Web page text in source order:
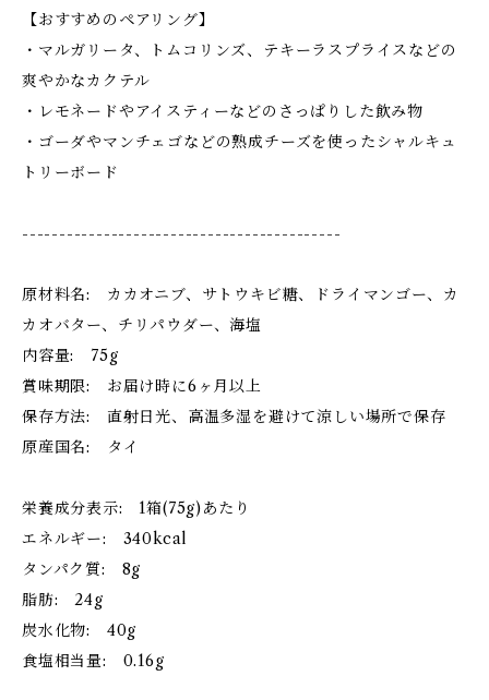
【おすすめのペアリング】
・マルガリータ、トムコリンズ、テキーラスプライスなどの
爽やかなカクテル
・レモネードやアイスティーなどのさっぱりした飲み物
・ゴーダやマンチェゴなどの熟成チーズを使ったシャルキュ
トリーボード
-------------------------------------------
原材料名: カカオニブ、サトウキビ糖、ドライマンゴー、カ
カオバター、チリパウダー、海塩
内容量: 75g
賞味期限: お届け時に6ヶ月以上
保存方法: 直射日光、高温多湿を避けて涼しい場所で保存
原産国名: タイ
栄養成分表示: 1箱(75g)あたり
エネルギー: 340kcal
タンパク質: 8g
脂肪: 24g
炭水化物: 40g
食塩相当量: 0.16g